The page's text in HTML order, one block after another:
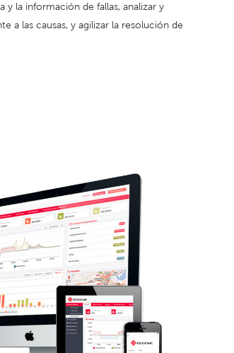
y la información de fallas, analizar y
a las causas, y agilizar la resolución de